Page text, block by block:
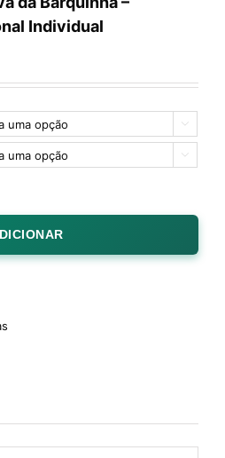
Individual

